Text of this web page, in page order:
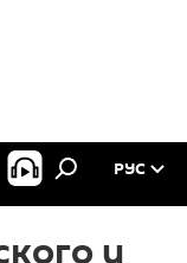
РУС